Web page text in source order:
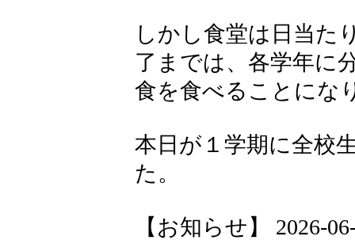
しかし食堂は日当た
了までは、各学年に
食を食べることにな
本日が１学期に全校
た。
【お知らせ】 2026-